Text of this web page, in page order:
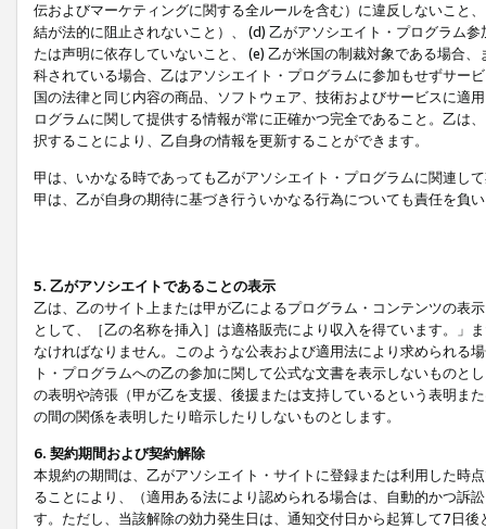
伝およびマーケティングに関する全ルールを含む）に違反しないこと
結が法的に阻止されないこと）、 (d) 乙がアソシエイト・プログラム
たは声明に依存していないこと、 (e) 乙が米国の制裁対象である場合
科されている場合、乙はアソシエイト・プログラムに参加もせずサー
国の法律と同じ内容の商品、ソフトウェア、技術およびサービスに適
ログラムに関して提供する情報が常に正確かつ完全であること。乙は
択することにより、乙自身の情報を更新することができます。
甲は、いかなる時であっても乙がアソシエイト・プログラムに関連し
甲は、乙が自身の期待に基づき行ういかなる行為についても責任を負
5. 乙がアソシエイトであることの表示
乙は、乙のサイト上または甲が乙によるプログラム・コンテンツの表
として、［乙の名称を挿入］は適格販売により収入を得ています。」
なければなりません。このような公表および適用法により求められる
ト・プログラムへの乙の参加に関して公式な文書を表示しないもの
の表明や誇張（甲が乙を支援、後援または支持しているという表明ま
の間の関係を表明したり暗示したりしないものとします。
6. 契約期間および契約解除
本規約の期間は、乙がアソシエイト・サイトに登録または利用した時
ることにより、（適用ある法により認められる場合は、自動的かつ訴
す。ただし、当該解除の効力発生日は、通知交付日から起算して7日